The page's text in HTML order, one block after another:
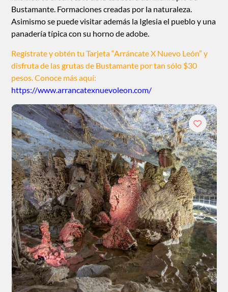
Bustamante. Formaciones creadas por la naturaleza.
Asimismo se puede visitar además la Iglesia el pueblo y una
panadería típica con su horno de adobe.
Regístrate y obtén tu Tarjeta “Arráncate X Nuevo León” y
disfruta de las grutas de Bustamante por tan sólo $30
pesos. Conoce más aquí:
https://www.arrancatexnuevoleon.com/